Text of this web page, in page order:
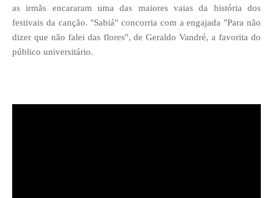
as irmãs encararam uma das maiores vaias da história dos
festivais da canção. "Sabiá" concorria com a engajada "Para não
dizer que não falei das flores", de Geraldo Vandré, a favorita do
público universitário.